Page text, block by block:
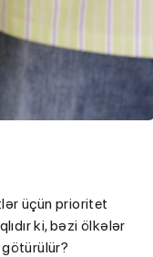
üçün prioritet
ki, bəzi ölkələr